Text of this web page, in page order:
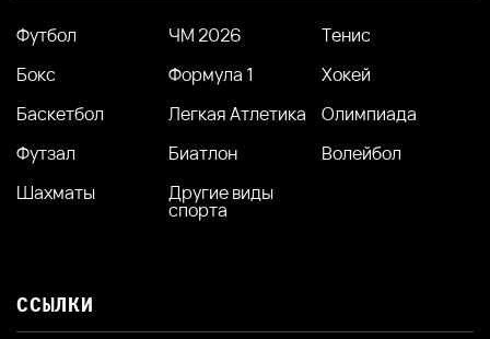
Футбол ЧМ 2026
Тенис
Бокс
Формула 1
Хокей
Баскетбол
Легкая Атлетика
Олимпиада
Футзал
Биатлон
Волейбол
Шахматы
Другие виды
спорта
ССЫЛКИ